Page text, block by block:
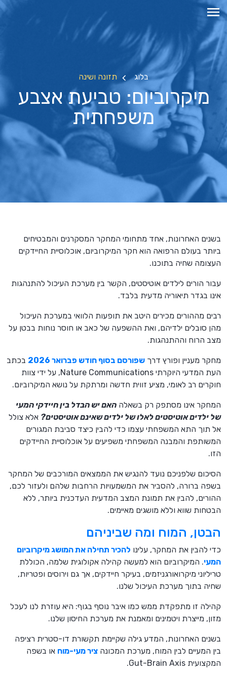
בלוג תזונה ושינה
מיקרוביום: טביעת אצבע
משפחתית
בשנים האחרונות, אחד מתחומי המחקר המסקרנים והמבטיחים
ביותר בעולם הרפואה הוא חקר המיקרוביום, אוכלוסיית החיידקים
העצומה שחיה בתוכנו.
עבור הורים לילדים אוטיסטים, הקשר בין מערכת העיכול להתנהגות
אינו בגדר תיאוריה מדעית בלבד.
רבים מההורים מכירים היטב את תופעות הלוואי במערכת העיכול
מהן סובלים ילדיהם, ואת ההשפעה של כאב או חוסר נוחות בבטן על
מצב הרוח וההתנהגות.
מחקר מעניין ופורץ דרך שפורסם בסוף חודש פברואר 2026
בכתב
העת המדעי היוקרתי Nature Communications, על ידי צוות
חוקרים רב לאומי, מציע זווית חדשה ומרתקת על נושא המיקרוביום.
המחקר אינו מסתפק רק בשאלה האם יש הבדל בין חיידקי המעי
של ילדים אוטיסטים לאלו של ילדים שאינם אוטיסטים? אלא צולל
אל תוך התא המשפחתי עצמו כדי להבין כיצד סביבת המגורים
המשותפת והמבנה המשפחתי משפיעים על אוכלוסיית החיידקים
הזו.
הסיכום שלפניכם נועד להנגיש את הממצאים המורכבים של המחקר
בשפה ברורה, להסביר את המשמעויות הרחבות שלהם ולעזור לכם,
ההורים, להבין את תמונת המצב המדעית העדכנית ביותר, ללא
הבטחות שווא וללא מושגים מאיימים.
הבטן, המוח ומה שביניהם
כדי להבין את המחקר, עלינו להכיר תחילה את המושג מיקרוביום
המעי. המיקרוביום הוא למעשה קהילה אקולוגית שלמה, הכוללת
טריליוני מיקרואורגניזמים, בעיקר חיידקים, אך גם וירוסים ופטריות,
שחיה בתוך מערכת העיכול שלנו.
קהילה זו מתפקדת ממש כמו איבר נוסף בגוף: היא עוזרת לנו לעכל
מזון, מייצרת ויטמינים ומאמנת את מערכת החיסון שלנו.
בשנים האחרונות, המדע גילה שקיימת תקשורת דו-סטרית רציפה
בין המעיים לבין המוח, מערכת המכונה ציר מעי-מוח או בשפה
המקצועית Gut-Brain Axis.